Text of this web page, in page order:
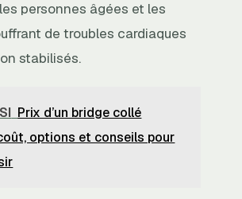
personnes âgées et les
de troubles cardiaques
stabilisés.
Prix d’un bridge collé
options et conseils pour